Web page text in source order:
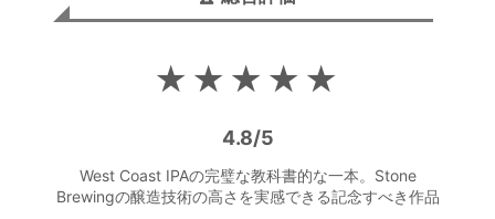
★★★★★
4.8/5
West Coast IPAの完璧な教科書的な一本。Stone
Brewingの醸造技術の高さを実感できる記念すべき作品